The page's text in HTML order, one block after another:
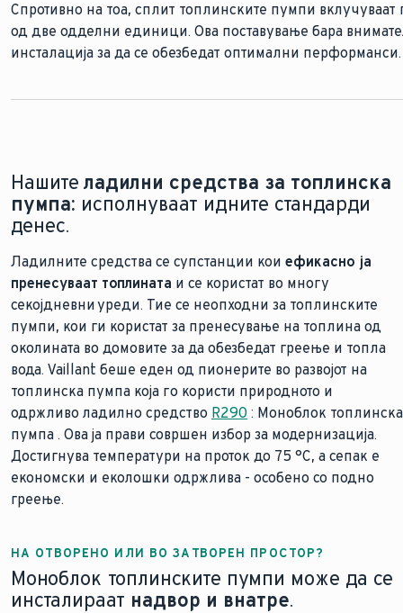
Спротивно на тоа, сплит топлинските пумпи вклучуваат
од две одделни единици. Ова поставување бара
инсталација за да се обезбедат оптимални перформанси.
Нашите ладилни средства за топлинска
пумпа: исполнуваат идните стандарди
денес.
Ладилните средства се супстанции кои ефикасно ја
пренесуваат топлината и се користат во многу
секојдневни уреди. Тие се неопходни за топлинските
пумпи, кои ги користат за пренесување на топлина од
околината во домовите за да обезбедат греење и топла
вода. Vaillant беше еден од пионерите во развојот на
топлинска пумпа која го користи природното и
одржливо ладилно средство R290 : Моноблок топлинска
пумпа . Ова ја прави совршен избор за модернизација.
Достигнува температури на проток до 75 °C, а сепак е
економски и еколошки одржлива - особено со подно
греење.
НА ОТВОРЕНО ИЛИ ВО ЗАТВОРЕН ПРОСТОР?
Моноблок топлинските пумпи може да се
инсталираат надвор и внатре.